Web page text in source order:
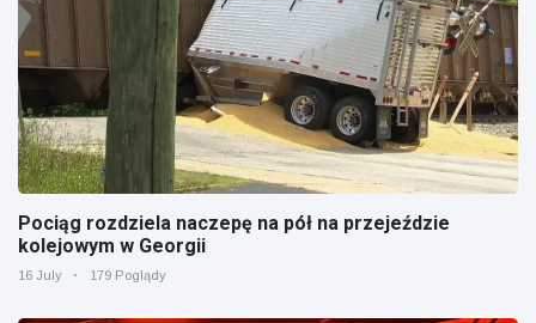
Pociąg rozdziela naczepę na pół na przejeździe
kolejowym w Georgii
16 July 179 Poglądy